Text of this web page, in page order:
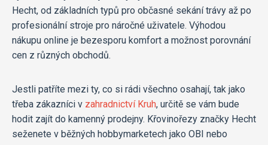
Hecht, od základních typů pro občasné sekání trávy až po
profesionální stroje pro náročné uživatele. Výhodou
nákupu online je bezesporu komfort a možnost porovnání
cen z různých obchodů.
Jestli patříte mezi ty, co si rádi všechno osahají, tak jako
třeba zákazníci v zahradnictví Kruh, určitě se vám bude
hodit zajít do kamenný prodejny. Křovinořezy značky Hecht
seženete v běžných hobbymarketech jako OBI nebo